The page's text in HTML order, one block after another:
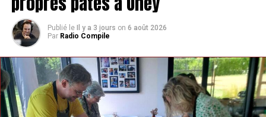
Publié le Il y a 3 jours on 6 août 2026
Par Radio Compile